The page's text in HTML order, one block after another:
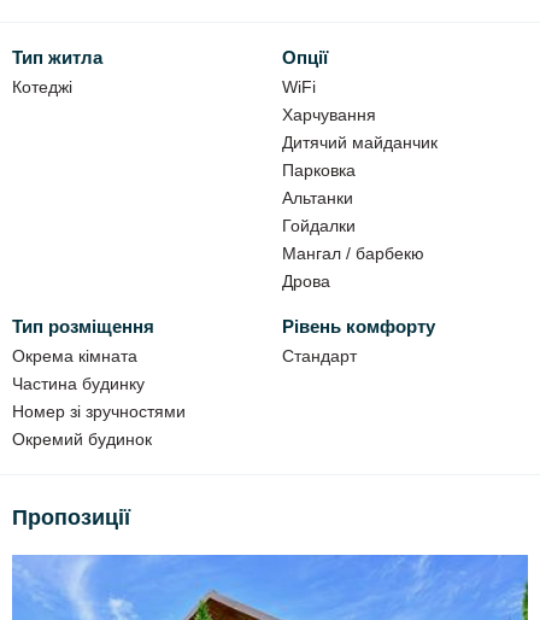
Котедж №2 (на 12 ос.) - 8000 грн/доба,
Поверх на 6 осіб (котедж №2) - 4000 грн/доба.
шампура;
решітка-гриль;
казан;
дрова;
Тип житла
Котеджі
Опції
WiFi
Харчування
Дитячий майданчик
Парковка
Альтанки
Гойдалки
Мангал / барбекю
Дрова
Тип розміщення
Окрема кімната
Частина будинку
Номер зі зручностями
Окремий будинок
Рівень комфорту
Стандарт
Пропозиції